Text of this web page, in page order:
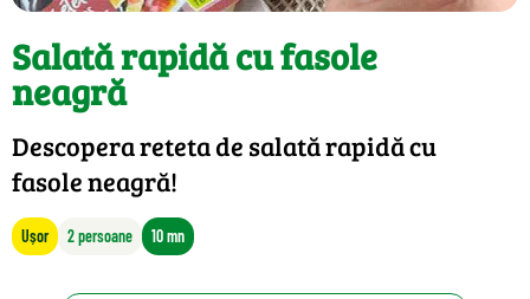
Salată rapidă cu fasole
neagră
Descopera reteta de salată rapidă cu
fasole neagră!
Ușor 2 persoane 10 mn